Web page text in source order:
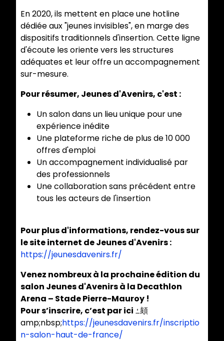
En 2020, ils mettent en place une hotline
dédiée aux "jeunes invisibles", en marge des
dispositifs traditionnels d'insertion. Cette ligne
d'écoute les oriente vers les structures
adéquates et leur offre un accompagnement
sur-mesure.
Pour résumer, Jeunes d'Avenirs, c'est :
Un salon dans un lieu unique pour une
expérience inédite
Une plateforme riche de plus de 10 000
offres d'emploi
Un accompagnement individualisé par
des professionnels
Une collaboration sans précédent entre
tous les acteurs de l'insertion
Pour plus d'informations, rendez-vous sur
le site internet de Jeunes d'Avenirs :
https://jeunesdavenirs.fr/
Venez nombreux à la prochaine édition du
salon Jeunes d'Avenirs à la Decathlon
Arena – Stade Pierre-Mauroy !
Pour s’inscrire, c’est par ici ߑ頦
amp;nbsp;https://jeunesdavenirs.fr/inscriptio
n-salon-haut-de-france/